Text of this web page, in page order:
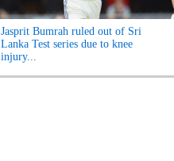
Jasprit Bumrah ruled out of Sri
Lanka Test series due to knee
injury...